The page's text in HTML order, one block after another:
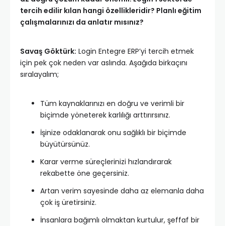
tercih edilir kılan hangi özellikleridir? Planlı eğitim
çalışmalarınızı da anlatır mısınız?
Savaş Göktürk: Login Entegre ERP’yi tercih etmek
için pek çok neden var aslında. Aşağıda birkaçını
sıralayalım;
Tüm kaynaklarınızı en doğru ve verimli bir
biçimde yöneterek karlılığı arttırırsınız.
İşinize odaklanarak onu sağlıklı bir biçimde
büyütürsünüz.
Karar verme süreçlerinizi hızlandırarak
rekabette öne geçersiniz.
Artan verim sayesinde daha az elemanla daha
çok iş üretirsiniz.
İnsanlara bağımlı olmaktan kurtulur, şeffaf bir